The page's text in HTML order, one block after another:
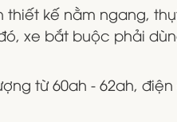
kế nằm ngang,
xe bắt buộc phải
từ 60ah - 62ah, điện